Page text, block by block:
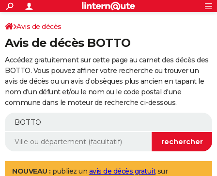
ACTUALITÉS
Politique
Société
Faits Divers
Education
Monde
Villes
+
SPORT
Coupe du monde 2026
Football
Tennis
Cyclisme
Rugby
Forum
Programme TV
TNT
Streaming
Cinéma
Sorties cinéma
Musique
+
FINANCE
Retraite
Epargne
Immobilier
Risques naturels par ville
Banque
Assurance
AUTO
Essais
Réserver un essai
Citadines
Berlines
SUV
Forum auto
+
Mobiles
Meilleur smartphone
Internet
Ordinateurs
Jeux vidéo
Guide high-tech
Aménagement intérieur
LIFESTYLE
Avis de décès
Avis de décès BOTTO
Accédez gratuitement sur cette page au carnet des décès des
BOTTO. Vous pouvez affiner votre recherche ou trouver un
avis de décès ou un avis d'obsèques plus ancien en tapant le
nom d'un défunt et/ou le nom ou le code postal d'une
commune dans le moteur de recherche ci-dessous.
NOUVEAU : publiez un avis de décès gratuitsur